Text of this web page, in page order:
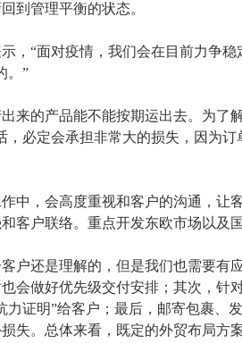
到管理平衡的状态。
“面对疫情，我们会在目前力争稳
。”
的产品能不能按期运出去。为了
必定会承担非常大的损失，因为
，会高度重视和客户的沟通，让
客户联络。重点开发东欧市场以及
还是理解的，但是我们也需要有
会做好优先级交付安排；其次，针
证明”给客户；最后，邮寄包裹、
失。总体来看，既定的外贸布局方